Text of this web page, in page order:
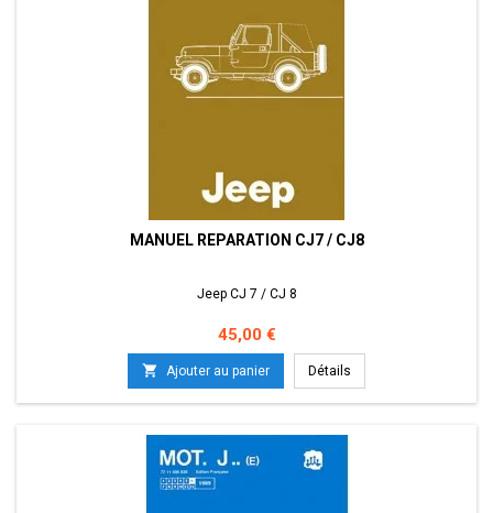
MANUEL REPARATION CJ7 / CJ8
Jeep CJ 7 / CJ 8
Prix
45,00 €
 Ajouter au panier Détails